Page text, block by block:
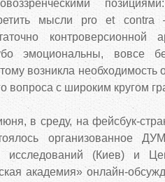
мысли pro et contra
контроверсионной
эмоциональны, вовсе
возникла необходимость
вопроса с широким кругом
в среду, на фейсбук-
организованное
исследований (Киев) и
академия» онлайн-